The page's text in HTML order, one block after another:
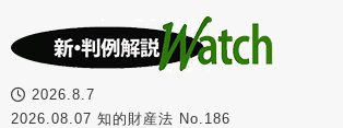
2026.8.7
2026.08.07 知的財産法 No.186